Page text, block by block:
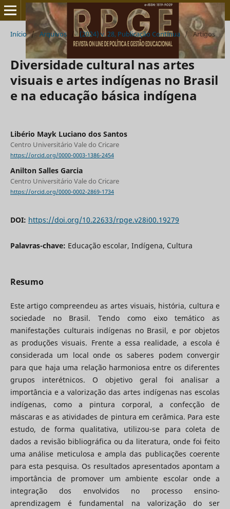
Início / Arquivos / (2024) v. 28, Publicação Contínua / Artigos
Diversidade cultural nas artes
visuais e artes indígenas no Brasil
e na educação básica indígena
Libério Mayk Luciano dos Santos
Centro Universitário Vale do Cricare
https://orcid.org/0000-0003-1386-2454
Anilton Salles Garcia
Centro Universitário Vale do Cricare
https://orcid.org/0000-0002-2869-1734
DOI: https://doi.org/10.22633/rpge.v28i00.19279
Palavras-chave: Educação escolar, Indígena, Cultura
Resumo
Este artigo compreendeu as artes visuais, história, cultura e
sociedade no Brasil. Tendo como eixo temático as
manifestações culturais indígenas no Brasil, e por objetos
as produções visuais. Frente a essa realidade, a escola é
considerada um local onde os saberes podem convergir
para que haja uma relação harmoniosa entre os diferentes
grupos interétnicos. O objetivo geral foi analisar a
importância e a valorização das artes indígenas nas escolas
indígenas, como a pintura corporal, a confecção de
máscaras e as atividades de pintura em cerâmica. Para este
estudo, de forma qualitativa, utilizou-se para coleta de
dados a revisão bibliográfica ou da literatura, onde foi feito
uma análise meticulosa e ampla das publicações coerente
para esta pesquisa. Os resultados apresentados apontam a
importância de promover um ambiente escolar onde a
integração dos envolvidos no processo ensino-
aprendizagem é fundamental na valorização do ser